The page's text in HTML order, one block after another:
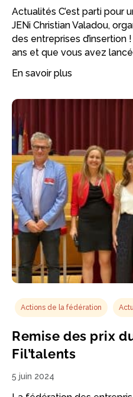
Actualités C’est parti pour
JENi Christian Valadou,
des entreprises d’insertion
ans et que vous avez
En savoir plus
Actions de la fédération
Remise des prix
Fil’talents
5 juin 2024